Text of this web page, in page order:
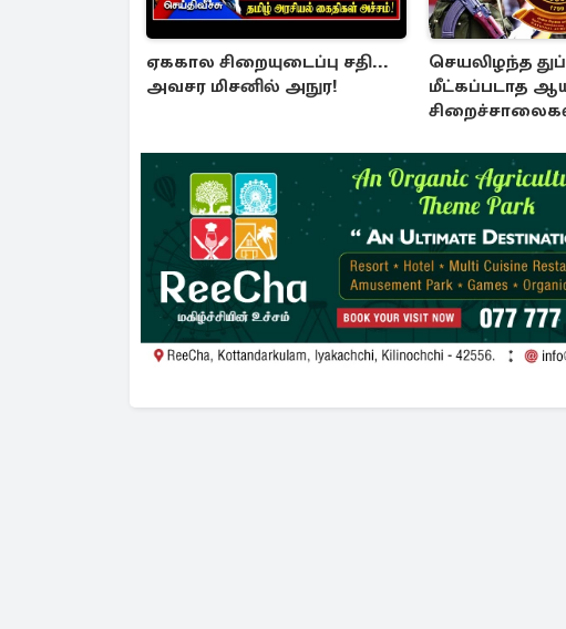
ஏககால சிறையுடைப்பு சதி...
அவசர மிசனில் அநுர!
செயலிழந்த
மீட்கப்படாத
அச்சுறுத்தல்